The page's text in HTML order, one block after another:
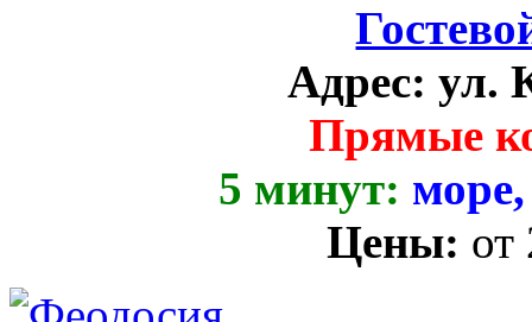
Адрес: ул.
Прямые
5 минут:
Цены: от